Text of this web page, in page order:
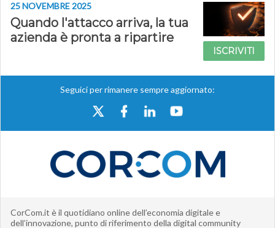
25 NOVEMBRE 2025
Quando l'attacco arriva, la tua
azienda è pronta a ripartire
ISCRIVITI
Seguici per rimanere sempre aggiornato:
CorCom.it è il quotidiano online dell’economia digitale e
dell’innovazione, punto di riferimento della digital community